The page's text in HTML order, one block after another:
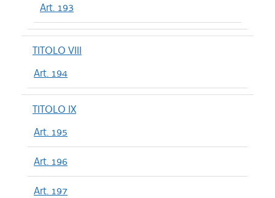
Art. 193
TITOLO VIII
Art. 194
TITOLO IX
Art. 195
Art. 196
Art. 197